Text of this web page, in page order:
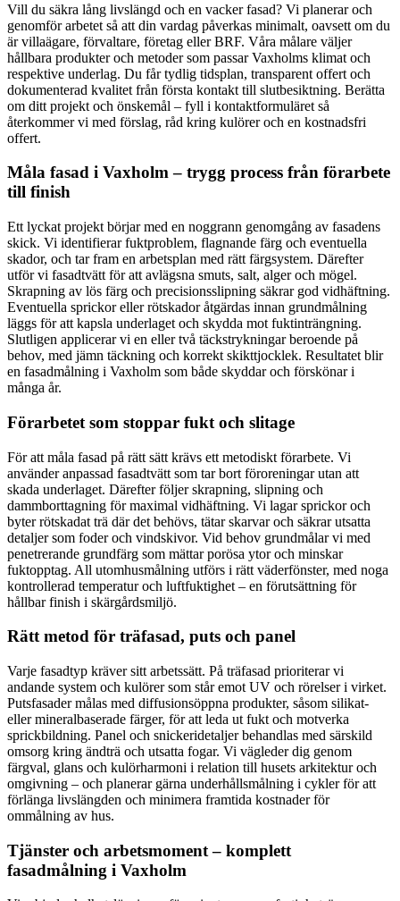
Vill du säkra lång livslängd och en vacker fasad? Vi planerar och
genomför arbetet så att din vardag påverkas minimalt, oavsett om du
är villaägare, förvaltare, företag eller BRF. Våra målare väljer
hållbara produkter och metoder som passar Vaxholms klimat och
respektive underlag. Du får tydlig tidsplan, transparent offert och
dokumenterad kvalitet från första kontakt till slutbesiktning. Berätta
om ditt projekt och önskemål – fyll i kontaktformuläret så
återkommer vi med förslag, råd kring kulörer och en kostnadsfri
offert.
Måla fasad i Vaxholm – trygg process från förarbete
till finish
Ett lyckat projekt börjar med en noggrann genomgång av fasadens
skick. Vi identifierar fuktproblem, flagnande färg och eventuella
skador, och tar fram en arbetsplan med rätt färgsystem. Därefter
utför vi fasadtvätt för att avlägsna smuts, salt, alger och mögel.
Skrapning av lös färg och precisionsslipning säkrar god vidhäftning.
Eventuella sprickor eller rötskador åtgärdas innan grundmålning
läggs för att kapsla underlaget och skydda mot fuktinträngning.
Slutligen applicerar vi en eller två täckstrykningar beroende på
behov, med jämn täckning och korrekt skikttjocklek. Resultatet blir
en fasadmålning i Vaxholm som både skyddar och förskönar i
många år.
Förarbetet som stoppar fukt och slitage
För att måla fasad på rätt sätt krävs ett metodiskt förarbete. Vi
använder anpassad fasadtvätt som tar bort föroreningar utan att
skada underlaget. Därefter följer skrapning, slipning och
dammborttagning för maximal vidhäftning. Vi lagar sprickor och
byter rötskadat trä där det behövs, tätar skarvar och säkrar utsatta
detaljer som foder och vindskivor. Vid behov grundmålar vi med
penetrerande grundfärg som mättar porösa ytor och minskar
fuktopptag. All utomhusmålning utförs i rätt väderfönster, med noga
kontrollerad temperatur och luftfuktighet – en förutsättning för
hållbar finish i skärgårdsmiljö.
Rätt metod för träfasad, puts och panel
Varje fasadtyp kräver sitt arbetssätt. På träfasad prioriterar vi
andande system och kulörer som står emot UV och rörelser i virket.
Putsfasader målas med diffusionsöppna produkter, såsom silikat-
eller mineralbaserade färger, för att leda ut fukt och motverka
sprickbildning. Panel och snickeridetaljer behandlas med särskild
omsorg kring ändträ och utsatta fogar. Vi vägleder dig genom
färgval, glans och kulörharmoni i relation till husets arkitektur och
omgivning – och planerar gärna underhållsmålning i cykler för att
förlänga livslängden och minimera framtida kostnader för
ommålning av hus.
Tjänster och arbetsmoment – komplett
fasadmålning i Vaxholm